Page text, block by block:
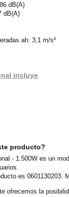
dB(A)
dB(A)
ah: 3,1 m/s²
incluye
producto?
- 1.500W es un
es 0601130203.
ofrecemos la